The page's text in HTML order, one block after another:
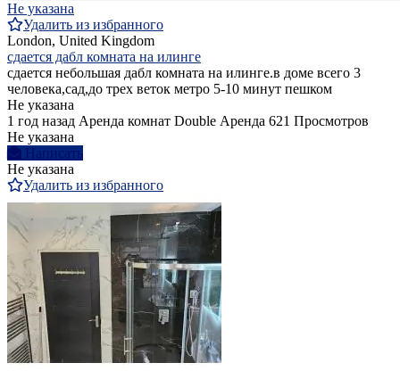
Не указана
Удалить из избранного
London, United Kingdom
сдается дабл комната на илинге
сдается небольшая дабл комната на илинге.в доме всего 3
человека,сад,до трех веток метро 5-10 минут пешком
Не указана
1 год назад Аренда комнат Double Аренда 621 Просмотров
Не указана
Написать
Не указана
Удалить из избранного